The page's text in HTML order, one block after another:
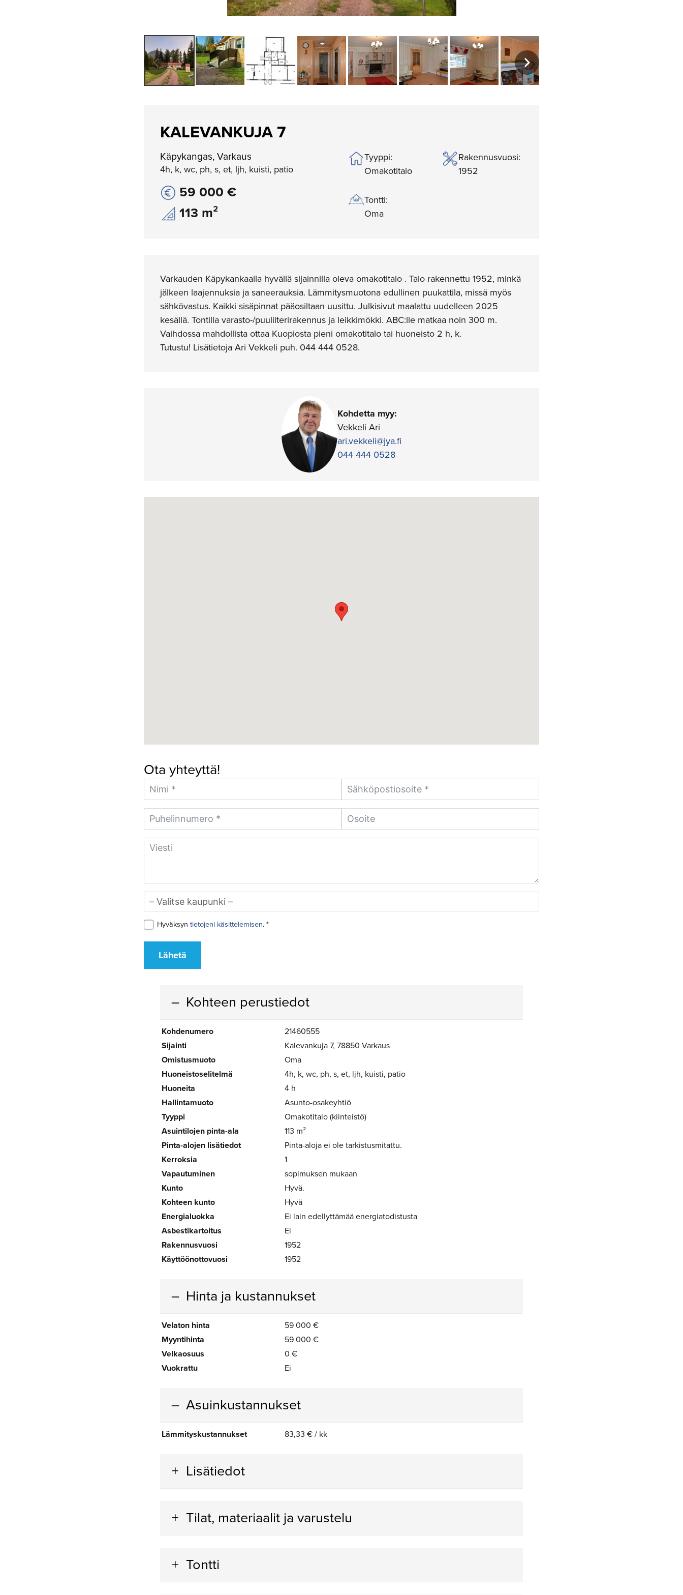
KALEVANKUJA 7
Käpykangas, Varkaus
4h, k, wc, ph, s, et, ljh, kuisti, patio
59 000 €
113 m²
Tyyppi:
Omakotitalo
Rakennusvuosi:
1952
Tontti:
Oma
Varkauden Käpykankaalla hyvällä sijainnilla oleva omakotitalo . Talo rakennettu 1952, minkä
jälkeen laajennuksia ja saneerauksia. Lämmitysmuotona edullinen puukattila, missä myös
sähkövastus. Kaikki sisäpinnat pääosiltaan uusittu. Julkisivut maalattu uudelleen 2025
kesällä. Tontilla varasto-/puuliiterirakennus ja leikkimökki. ABC:lle matkaa noin 300 m.
Vaihdossa mahdollista ottaa Kuopiosta pieni omakotitalo tai huoneisto 2 h, k.
Tutustu! Lisätietoja Ari Vekkeli puh. 044 444 0528.
Kohdetta myy:
Vekkeli Ari
ari.vekkeli@jya.fi
044 444 0528
Ota yhteyttä!
Hyväksyn tietojeni käsittelemisen. *
Lähetä
Kohteen perustiedot
Kohdenumero
21460555
Sijainti
Kalevankuja 7, 78850 Varkaus
Omistusmuoto
Oma
Huoneistoselitelmä
4h, k, wc, ph, s, et, ljh, kuisti, patio
Huoneita
4 h
Hallintamuoto
Asunto-osakeyhtiö
Tyyppi
Omakotitalo (kiinteistö)
Asuintilojen pinta-ala
113 m²
Pinta-alojen lisätiedot
Pinta-aloja ei ole tarkistusmitattu.
Kerroksia
1
Vapautuminen
sopimuksen mukaan
Kunto
Hyvä.
Kohteen kunto
Hyvä
Energialuokka
Ei lain edellyttämää energiatodistusta
Asbestikartoitus
Ei
Rakennusvuosi
1952
Käyttöönottovuosi
1952
Hinta ja kustannukset
Velaton hinta
59 000 €
Myyntihinta
59 000 €
Velkaosuus
0 €
Vuokrattu
Ei
Asuinkustannukset
Lämmityskustannukset 83,33 € / kk
Lisätiedot
Tilat, materiaalit ja varustelu
Tontti